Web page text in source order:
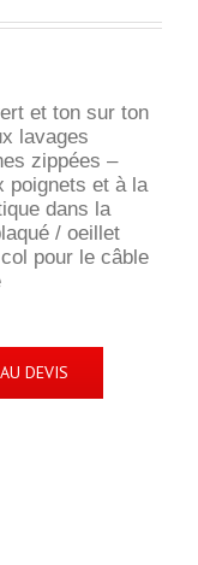
et ton sur ton
lavages
zippées –
poignets et à la
dans la
/ oeillet
pour le câble
DEVIS